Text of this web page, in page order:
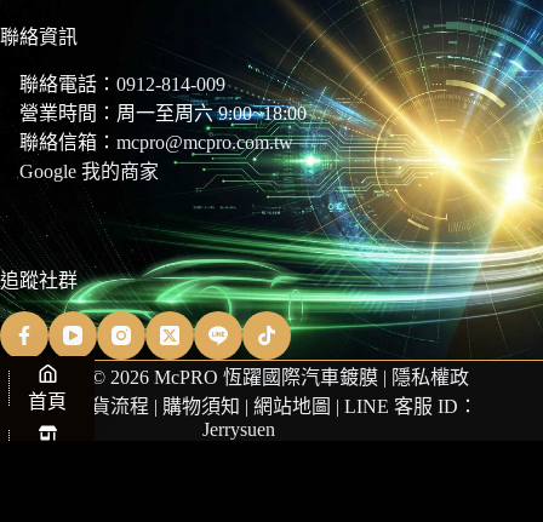
聯絡資訊
聯絡電話： 0912-814-009
營業時間：周一至周六 9:00~18:00
聯絡信箱： mcpro@mcpro.com.tw
Google 我的商家
追蹤社群
Copyright © 2026 McPRO 恆躍國際汽車鍍膜 | 隱私權政
策
|商品退貨流程 | 購物須知 |網站地圖 | LINE 客服 ID：
Jerrysuen
首頁